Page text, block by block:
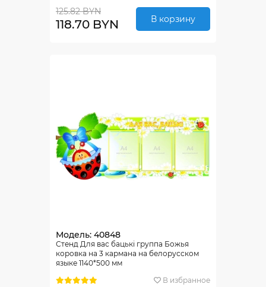
125.82 BYN
118.70 BYN В корзину
Модель: 40848
Стенд Для вас бацькi группа Божья
коровка на 3 кармана на белорусском
языке 1140*500 мм
В избранное